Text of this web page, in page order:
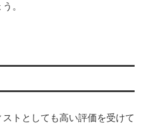
。
トとしても高い評価を受けて